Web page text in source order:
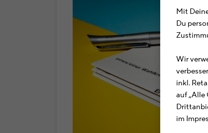
Mit
Du
Wir
inkl.
auf „Alle
im